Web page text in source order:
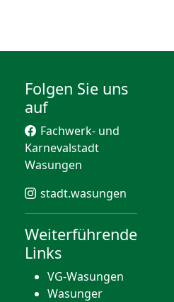
Folgen Sie uns
auf
Fachwerk- und
Karnevalstadt
Wasungen
stadt.wasungen
Weiterführende
Links
VG-Wasungen
Wasunger